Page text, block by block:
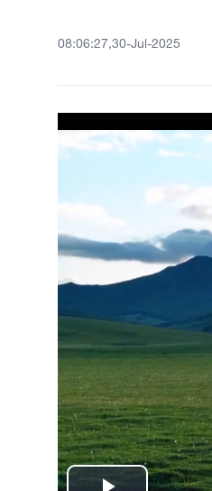
08:06:27,30-Jul-2025